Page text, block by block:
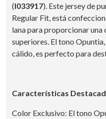
(I033917). Este jersey de
Regular Fit, está
lana para proporcionar
superiores. El tono
cálido, es perfecto para
Características
Color Exclusivo: El tono